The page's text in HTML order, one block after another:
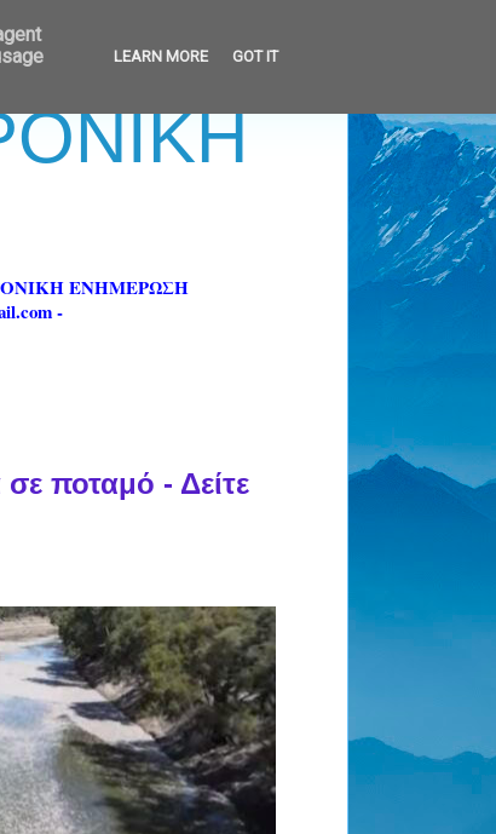
ΕΝΗΜΕΡΩΣΗ
-
ποταμό - Δείτε
LEARN MORE GOT IT